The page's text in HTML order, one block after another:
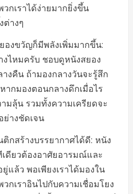
กเราได้ง่ายมากยิ่งขึ้น
ต่างๆ
องขวัญก็มีพลังเพิ่มมากขึ้น:
ไหมครับ ชอบดูหนังสยอง
งคืน ถ้ามองกลางวันจะรู้สึก
ากมองตอนกลางดึกเมื่อไร
มลุ้น รวมทั้งความเครียดจะ
างชัดเจน
กสร้างบรรยากาศได้ดี: หนัง
ดียวต้องอาศัยอารมณ์และ
แล้ว พอเพียงเราได้มองใน
กเราอินไปกับความเชื่อมโยง